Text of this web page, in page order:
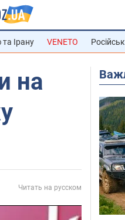
та Ірану VENETO
на
Читать на русском